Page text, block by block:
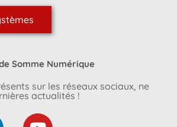
Somme Numérique
sur les réseaux sociaux, ne
actualités !